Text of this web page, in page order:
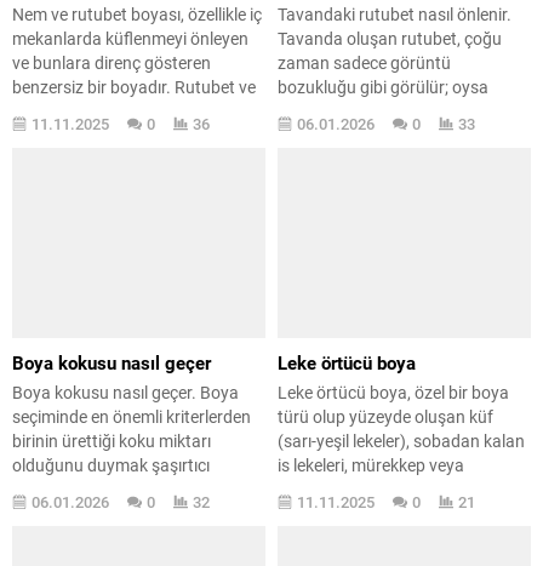
Nem ve rutubet boyası, özellikle iç
mekanlarda küflenmeyi önleyen
ve bunlara direnç gösteren
benzersiz bir boyadır. Rutubet ve
istenmeyen lekelerin
11.11.2025 0 36
Tavandaki rutubet nasıl önlenir.
Tavanda oluşan rutubet, çoğu
zaman sadece görüntü
bozukluğu gibi görülür; oysa
Peki tavandaki rutubet neden
06.01.2026 0 33
Boya kokusu nasıl geçer
Boya kokusu nasıl geçer. Boya
seçiminde en önemli kriterlerden
birinin ürettiği koku miktarı
olduğunu duymak şaşırtıcı
sonra, özellikle kapalı bir
06.01.2026 0 32
Leke örtücü boya
Leke örtücü boya, özel bir boya
türü olup yüzeyde oluşan küf
(sarı-yeşil lekeler), sobadan kalan
is lekeleri, mürekkep veya
lekelerini yüzde yüz oranında
11.11.2025 0 21